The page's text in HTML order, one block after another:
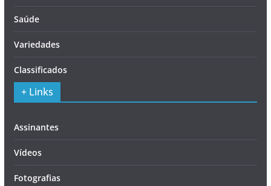
Saúde
Variedades
Classificados
+ Links
Assinantes
Vídeos
Fotografias